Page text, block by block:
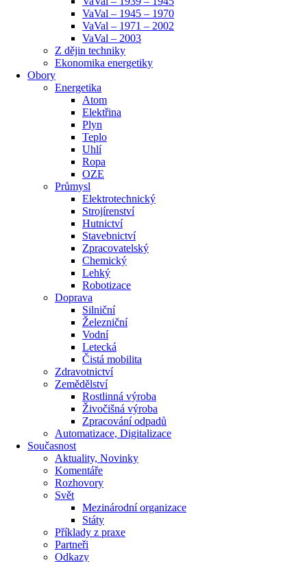
VaVal – 1945 – 1970
VaVal – 1971 – 2002
VaVal – 2003
Z dějin techniky
Ekonomika energetiky
Obory
Energetika
Atom
Elektřina
Plyn
Teplo
Uhlí
Ropa
OZE
Průmysl
Elektrotechnický
Strojírenství
Hutnictví
Stavebnictví
Zpracovatelský
Chemický
Lehký
Robotizace
Doprava
Silniční
Železniční
Vodní
Letecká
Čistá mobilita
Zdravotnictví
Zemědělství
Rostlinná výroba
Živočišná výroba
Zpracování odpadů
Automatizace, Digitalizace
Současnost
Aktuality, Novinky
Komentáře
Rozhovory
Svět
Mezinárodní organizace
Státy
Příklady z praxe
Partneři
Odkazy